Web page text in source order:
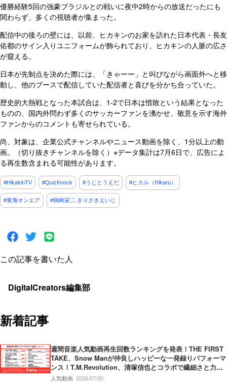
優勝経験5回の強豪ブラジルとの戦いに夜中2時からの放送だったにも
関わらず、多くの視聴者が集まった。
配信中の後ろの壁には、以前、ヒカキンのお家を訪れた日本代表・長友
佑都のサイン入りユニフォームが飾られており、ヒカキンの人脈の広さ
が窺える。
日本が先制点を決めた際には、「きゃーー」と叫びながら画面外へと移
動し、他のブースで配信していた配信者と喜びを分かち合っていた。
歴史的大熱戦となった本試合は、1-2で日本は惜敗という結果となった
ものの、国内外問わず多くのサッカーファンを沸かせ、敬意を示す海外
ファンからのコメントも寄せられている。
尚、対象は、企業公式チャンネルやニュース動画を除く、1分以上の動
画。（切り抜きチャンネルを除く）※データ集計は7月6日で、広告によ
る再生数含まれる可能性があります。
#HikakinTV #QuizKnock #うじとうえだ #ヒカル（Hikaru）
#東海オンエア #桐崎栄二.きりざきえいじ
この記事を書いた人
DigitalCreators編集部
新着記事
週間音楽人気動画再生回数ランキングを発表！THE FIRST
TAKE、Snow Manが仲良しハッピーな一発録りパフォーマ
ンス！T.M.Revolution、清塚信也とコラボで繊細さと力強
さ持ったパフォーマンスを披露！Vaundy、甲子園応援ソン
人気動画 2026/07/30